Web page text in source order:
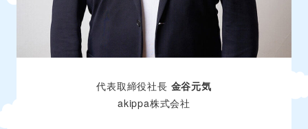
代表取締役社長 金谷元気
akippa株式会社